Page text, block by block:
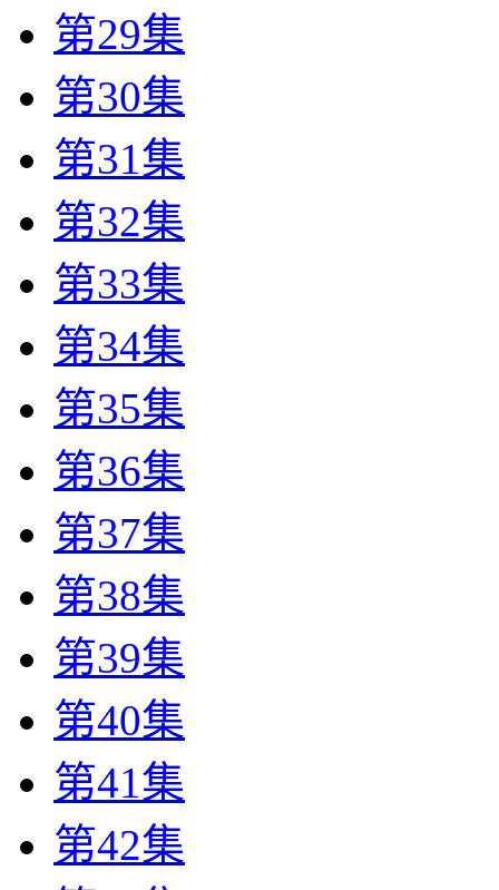
第29集
第30集
第31集
第32集
第33集
第34集
第35集
第36集
第37集
第38集
第39集
第40集
第41集
第42集